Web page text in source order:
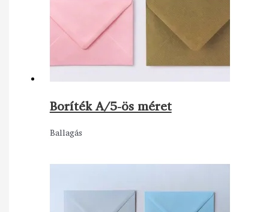
Boríték A/5-ös méret
Ballagás